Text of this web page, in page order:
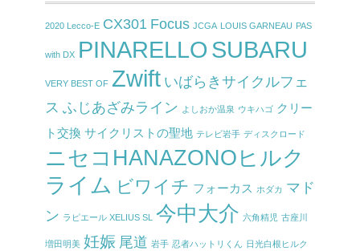
2020 Lecco-E CX301 Focus JCGA LOUIS GARNEAU PAS
with DX PINARELLOSUBARU
VERY BEST OF Zwift いばらきサイクルフェ
ス ふじあざみライン よしおか温泉 ウキハゴ クリー
ト交換 サイクリストの聖地 テレビ岩手 ディスクロード
ニセコHANAZONOヒルク
ライム ビワイチ フォーカス ホダカ マド
ン ラピエール XELIUS SL 今中大介 六角精児 古座川
増田明美 妊娠 尾道 岩手 忍者ハットリくん 日光白根ヒルク